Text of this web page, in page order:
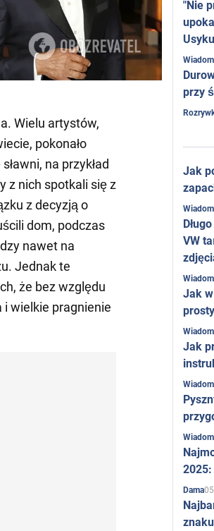
Wielu artystów,
pokonało
na przykład
z nich spotkali się z
z decyzją o
dom, podczas
nawet na
Jednak te
że bez względu
i wielkie pragnienie
"Nie
Usyku
przy
Jak
VW
Jak
Jak
Dama